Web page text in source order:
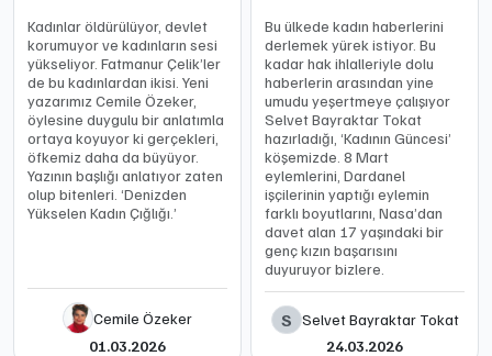
Kadınlar öldürülüyor, devlet
korumuyor ve kadınların sesi
yükseliyor. Fatmanur Çelik’ler
de bu kadınlardan ikisi. Yeni
yazarımız Cemile Özeker,
öylesine duygulu bir anlatımla
ortaya koyuyor ki gerçekleri,
öfkemiz daha da büyüyor.
Yazının başlığı anlatıyor zaten
olup bitenleri. ‘Denizden
Yükselen Kadın Çığlığı.’
Cemile Özeker
01.03.2026
Bu ülkede kadın haberlerini
derlemek yürek istiyor. Bu
kadar hak ihlalleriyle dolu
haberlerin arasından yine
umudu yeşertmeye çalışıyor
Selvet Bayraktar Tokat
hazırladığı, ‘Kadının Güncesi’
köşemizde. 8 Mart
eylemlerini, Dardanel
işçilerinin yaptığı eylemin
farklı boyutlarını, Nasa’dan
davet alan 17 yaşındaki bir
genç kızın başarısını
duyuruyor bizlere.
S Selvet Bayraktar Tokat
24.03.2026